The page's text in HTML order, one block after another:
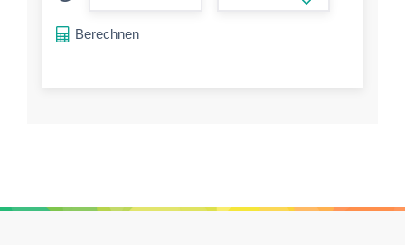
form.increase-
Berechnen